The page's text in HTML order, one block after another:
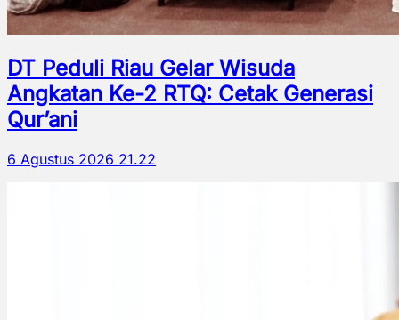
DT Peduli Riau Gelar Wisuda
Angkatan Ke-2 RTQ: Cetak Generasi
Qur’ani
6 Agustus 2026 21.22